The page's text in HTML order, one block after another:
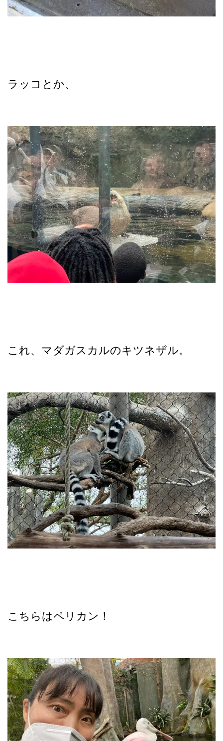
ラッコとか、
これ、マダガスカルのキツネザル。
こちらはペリカン！